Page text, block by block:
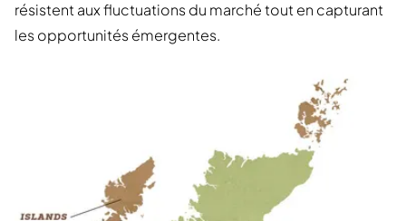
résistent aux fluctuations du marché tout en capturant
les opportunités émergentes.